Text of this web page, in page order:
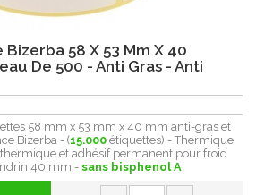
58 X 53 Mm X 40
De 500 - Anti Gras - Anti
58 mm x 53 mm x 40 mm anti-gras et
Bizerba - (15.000 étiquettes) - Thermique
et adhésif permanent pour froid
40 mm - sans bisphenol A